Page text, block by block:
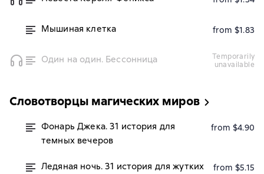
Мышиная клетка from $1.83
Один на один. Бессонница
temporarily
unavailable
Словотворцы магических миров
Фонарь Джека. 31 история для
темных вечеров
from $4.90
Ледяная ночь. 31 история для жутких
from $5.15